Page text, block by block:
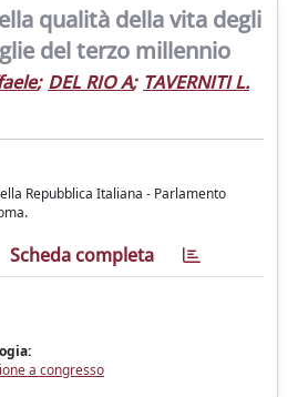
qualità della vita degli
del terzo millennio
; DEL RIO A; TAVERNITI L.
Repubblica Italiana - Parlamento
Scheda completa
a congresso